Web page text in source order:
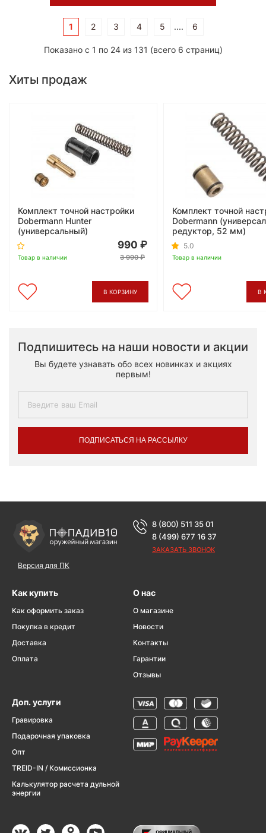
1 2 3 4 5 .... 6
Показано с 1 по 24 из 131 (всего 6 страниц)
Хиты продаж
Комплект точной настройки
Dobermann Hunter
(универсальный)
Товар в наличии
990
3 990
В КОРЗИНУ
Комплект точной
Dobermann
редуктор, 52 мм)
5.0
Товар в наличии
В
Подпишитесь на наши новости и акции
Вы будете узнавать обо всех новинках и акциях
первым!
ПОДПИСАТЬСЯ НА РАССЫЛКУ
Версия для ПК
8 (800) 511 35 01
8 (499) 677 16 37
ЗАКАЗАТЬ ЗВОНОК
Как купить
Как оформить заказ
Покупка в кредит
Доставка
Оплата
О нас
О магазине
Новости
Контакты
Гарантии
Отзывы
Доп. услуги
Гравировка
Подарочная упаковка
Опт
TREID-IN / Комиссионка
Калькулятор расчета дульной
энергии